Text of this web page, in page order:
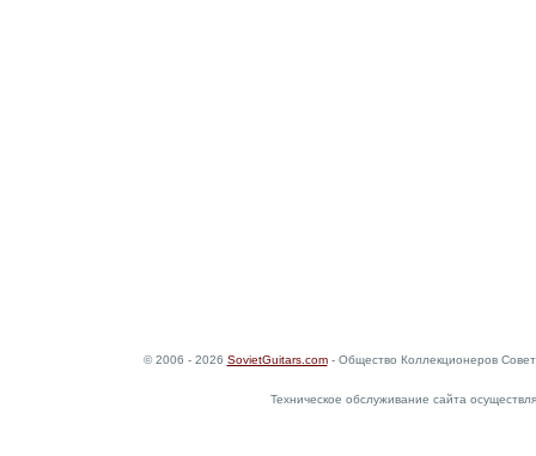
© 2006 - 2026 SovietGuitars.com- Общество Коллекционеров
Техническое обслуживание сайта